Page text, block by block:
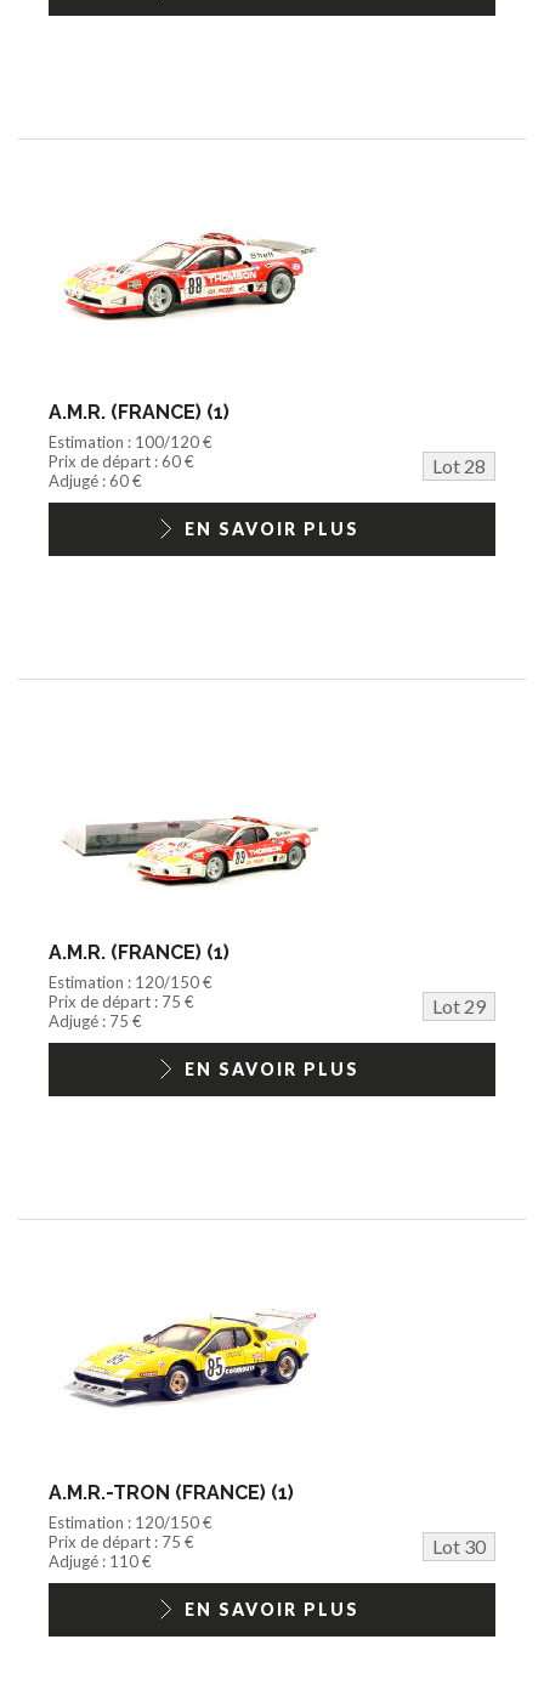
A.M.R. (FRANCE) (1)
Estimation : 100/120 €
Prix de départ : 60 €
Lot 28
Adjugé : 60 €
EN SAVOIR PLUS
A.M.R. (FRANCE) (1)
Estimation : 120/150 €
Prix de départ : 75 €
Lot 29
Adjugé : 75 €
EN SAVOIR PLUS
A.M.R.-TRON (FRANCE) (1)
Estimation : 120/150 €
Prix de départ : 75 €
Lot 30
Adjugé : 110 €
EN SAVOIR PLUS